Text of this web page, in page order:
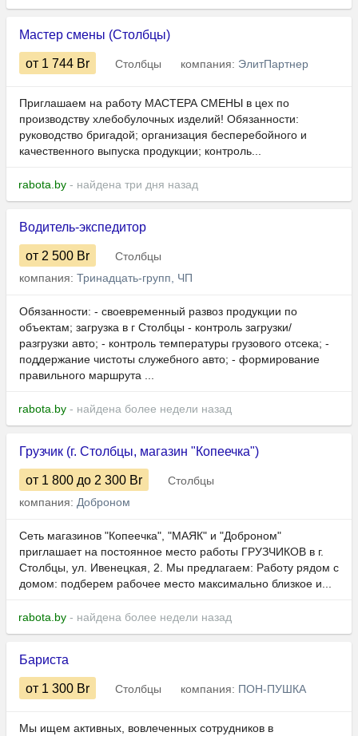
Мастер смены (Столбцы)
от 1 744 Br Столбцы компания: ЭлитПартнер
Приглашаем на работу МАСТЕРА СМЕНЫ в цех по
производству хлебобулочных изделий! Обязанности:
руководство бригадой; организация бесперебойного и
качественного выпуска продукции; контроль...
rabota.by - найдена три дня назад
Водитель-экспедитор
от 2 500 Br
Столбцы
компания: Тринадцать-групп, ЧП
Обязанности: ​​​​​​- своевременный развоз продукции по
объектам; загрузка в г Cтолбцы - контроль загрузки/
разгрузки авто; - контроль температуры грузового отсека; -
поддержание чистоты служебного авто; - формирование
правильного маршрута ...
rabota.by - найдена более недели назад
Грузчик (г. Столбцы, магазин "Копеечка")
от 1 800 до 2 300 Br
Столбцы
компания: Доброном
Сеть магазинов "Копеечка", "МАЯК" и "Доброном"
приглашает на постоянное место работы ГРУЗЧИКОВ в г.
Столбцы, ул. Ивенецкая, 2. Мы предлагаем: Работу рядом с
домом: подберем рабочее место максимально близкое и...
rabota.by - найдена более недели назад
Бариста
от 1 300 Br Столбцы компания: ПОН-ПУШКА
Мы ищем активных, вовлеченных сотрудников в